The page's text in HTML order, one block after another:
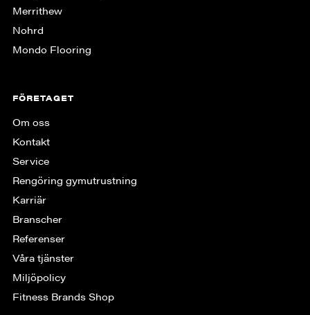
Merrithew
Nohrd
Mondo Flooring
FÖRETAGET
Om oss
Kontakt
Service
Rengöring gymutrustning
Karriär
Branscher
Referenser
Våra tjänster
Miljöpolicy
Fitness Brands Shop